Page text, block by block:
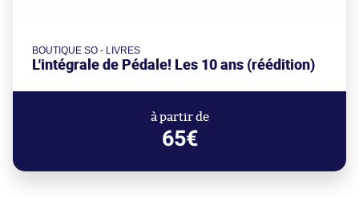
BOUTIQUE SO - LIVRES
L'intégrale de Pédale! Les 10 ans (réédition)
à partir de
65€